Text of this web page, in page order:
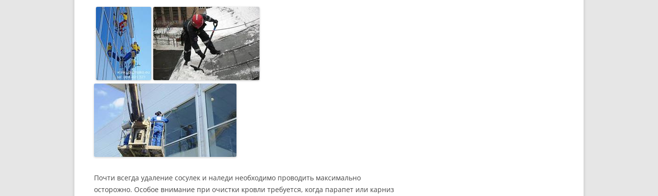
Почти всегда удаление сосулек и наледи необходимо проводить максимально
осторожно. Особое внимание при очистки кровли требуется, когда парапет или карниз